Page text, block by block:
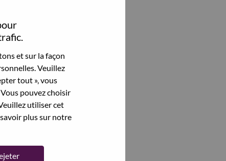
et sur la façon
Veuillez
tout », vous
pouvez choisir
utiliser cet
plus sur notre